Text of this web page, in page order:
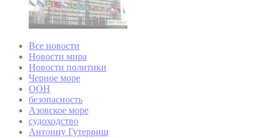
Все новости
Новости мира
Новости политики
Черное море
ООН
безопасность
Азовское море
судоходство
Антониу Гутерриш